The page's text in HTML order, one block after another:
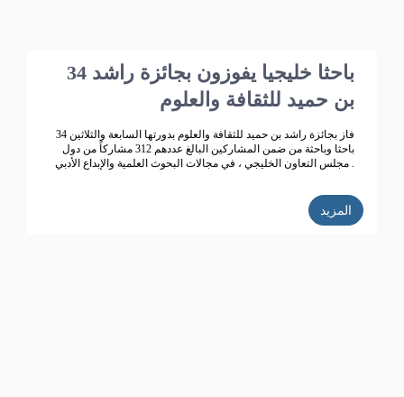
34 باحثا خليجيا يفوزون بجائزة راشد
بن حميد للثقافة والعلوم
فاز بجائزة راشد بن حميد للثقافة والعلوم بدورتها السابعة والثلاثين 34
باحثا وباحثة من ضمن المشاركين البالغ عددهم 312 مشاركاً من دول
مجلس التعاون الخليجي ، في مجالات البحوث العلمية والإبداع الأدبي .
المزيد